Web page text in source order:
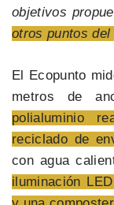
objetivos
otros puntos del
El Ecopunto
metros de
polialuminio
reciclado de
con agua
iluminación